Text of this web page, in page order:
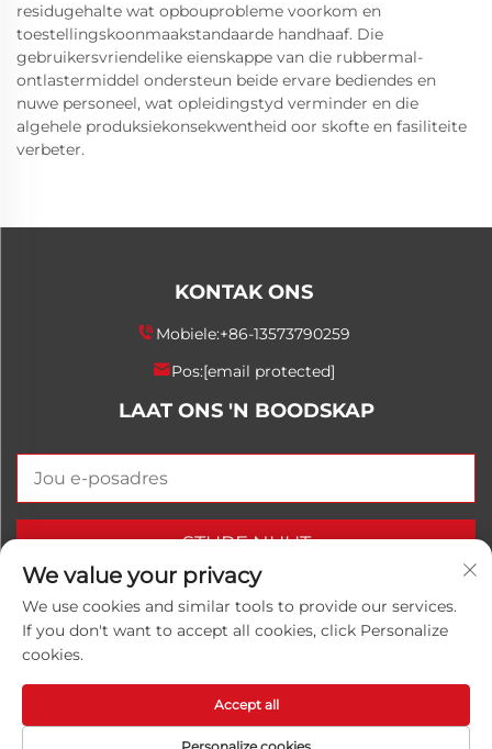
residugehalte wat opbouprobleme voorkom en
toestellingskoonmaakstandaarde handhaaf. Die
gebruikersvriendelike eienskappe van die rubbermal-
ontlastermiddel ondersteun beide ervare bediendes en
nuwe personeel, wat opleidingstyd verminder en die
algehele produksiekonsekwentheid oor skofte en fasiliteite
verbeter.
KONTAK ONS
Mobiele:+86-13573790259
Pos:[email protected]
LAAT ONS 'N BOODSKAP
STURF NUUT
Kopiereg © 2025 China Shandong Luwanhong
Privaatheidsbeleid
We value your privacy
We use cookies and similar tools to provide our services.
If you don't want to accept all cookies, click Personalize
cookies.
Accept all